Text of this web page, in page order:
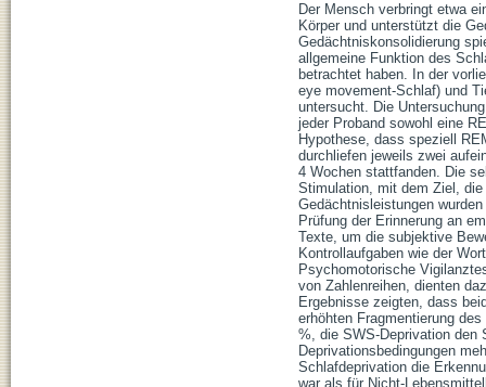
Der Mensch verbringt etwa
Körper und unterstützt die
Gedächtniskonsolidierung
allgemeine Funktion des
betrachtet haben. In der
eye movement-Schlaf) und
untersucht. Die
jeder Proband sowohl eine
Hypothese, dass speziell
durchliefen jeweils zwei
4 Wochen stattfanden. Die
Stimulation, mit dem Ziel,
Gedächtnisleistungen
Prüfung der Erinnerung an
Texte, um die subjektive
Kontrollaufgaben wie der
Psychomotorische
von Zahlenreihen, dienten
Ergebnisse zeigten, dass
erhöhten Fragmentierung
%, die SWS-Deprivation den
Deprivationsbedingungen
Schlafdeprivation die
war als für Nicht-